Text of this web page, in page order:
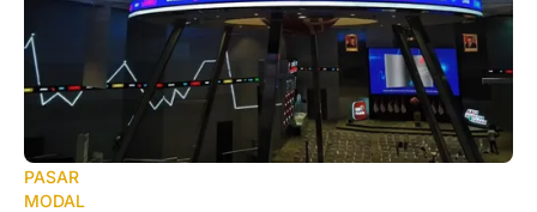
PASAR
MODAL